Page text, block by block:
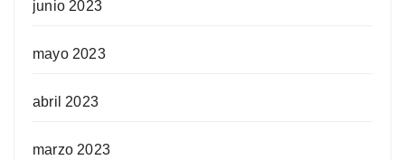
junio 2023
mayo 2023
abril 2023
marzo 2023